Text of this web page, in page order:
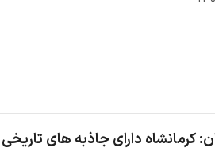
کرمانشاه دارای جاذبه های